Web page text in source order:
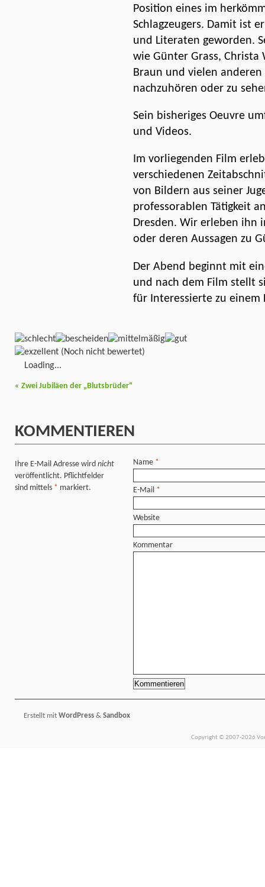
Position eines im
Schlagzeugers. Damit ist
und Literaten geworden.
wie Günter Grass, Christa
Braun und vielen anderen
nachzuhören oder zu
Sein bisheriges Oeuvre
und Videos.
Im vorliegenden Film
verschiedenen
von Bildern aus seiner
professorablen Tätigkeit
Dresden. Wir erleben ihn
oder deren Aussagen zu
Der Abend beginnt mit
und nach dem Film stellt
für Interessierte zu einem
(Noch nicht bewertet)
Loading...
« Zwei Jubiläen der „Blutsbrüder“
KOMMENTIEREN
Ihre E-Mail Adresse wird nicht
veröffentlicht. Pflichtfelder
sind mittels * markiert.
Name *
E-Mail *
Website
Kommentar
Erstellt mit WordPress & Sandbox
Copyright © 2007-2026